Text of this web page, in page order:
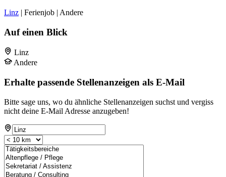
Linz | Ferienjob | Andere
Auf einen Blick
Linz
Andere
Erhalte passende Stellenanzeigen als E-Mail
Bitte sage uns, wo du ähnliche Stellenanzeigen suchst und vergiss
nicht deine E-Mail Adresse anzugeben!